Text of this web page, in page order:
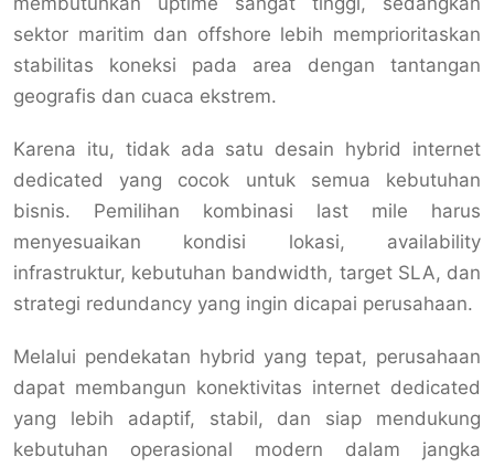
sektor maritim dan offshore lebih memprioritaskan
stabilitas koneksi pada area dengan tantangan
geografis dan cuaca ekstrem.
Karena itu, tidak ada satu desain hybrid internet
dedicated yang cocok untuk semua kebutuhan
bisnis. Pemilihan kombinasi last mile harus
menyesuaikan kondisi lokasi, availability
infrastruktur, kebutuhan bandwidth, target SLA, dan
strategi redundancy yang ingin dicapai perusahaan.
Melalui pendekatan hybrid yang tepat, perusahaan
dapat membangun konektivitas internet dedicated
yang lebih adaptif, stabil, dan siap mendukung
kebutuhan operasional modern dalam jangka